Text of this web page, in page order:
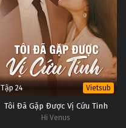
Tập 24 Vietsub
Tôi Đã Gặp Được Vị Cứu Tinh
Hi Venus